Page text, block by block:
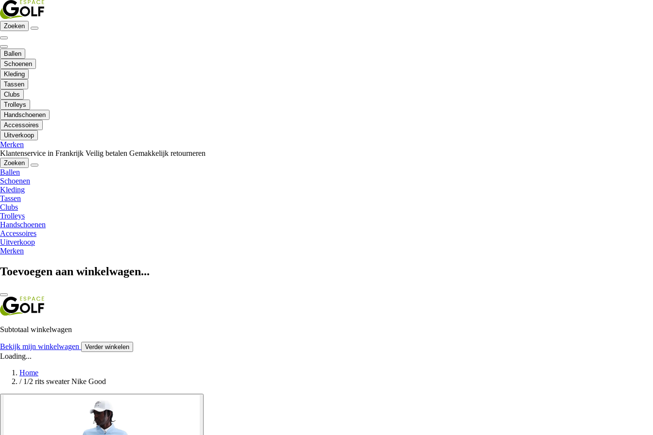
Zoeken
Ballen
Schoenen
Kleding
Tassen
Clubs
Trolleys
Handschoenen
Accessoires
Uitverkoop
Merken
Klantenservice in Frankrijk Veilig betalen Gemakkelijk retourneren
Zoeken
Ballen
Schoenen
Kleding
Tassen
Clubs
Trolleys
Handschoenen
Accessoires
Uitverkoop
Merken
Toevoegen aan winkelwagen...
Subtotaal winkelwagen
Bekijk mijn winkelwagen Verder winkelen
Loading...
Home
/ 1/2 rits sweater Nike Good